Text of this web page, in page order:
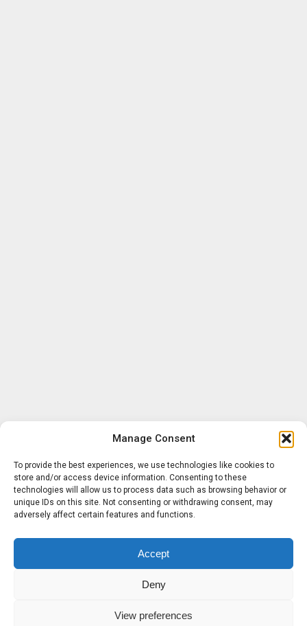
Manage Consent
To provide the best experiences, we use technologies like cookies to
store and/or access device information. Consenting to these
technologies will allow us to process data such as browsing behavior or
unique IDs on this site. Not consenting or withdrawing consent, may
adversely affect certain features and functions.
Accept
Deny
View preferences